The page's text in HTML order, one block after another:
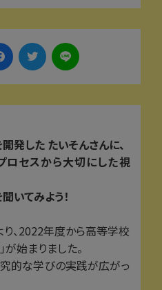
発した たいそんさんに、
ロセスから大切にした視
いてみよう！
、2022年度から高等学校
始まりました。
的な学びの実践が広がっ